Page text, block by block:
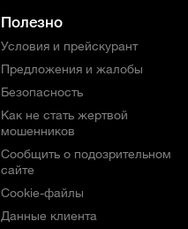
Полезно
Условия и прейскурант
Предложения и жалобы
Безопасность
Как не стать жертвой
мошенников
Сообщить о подозрительном
сайте
Cookie-файлы
Данные клиента